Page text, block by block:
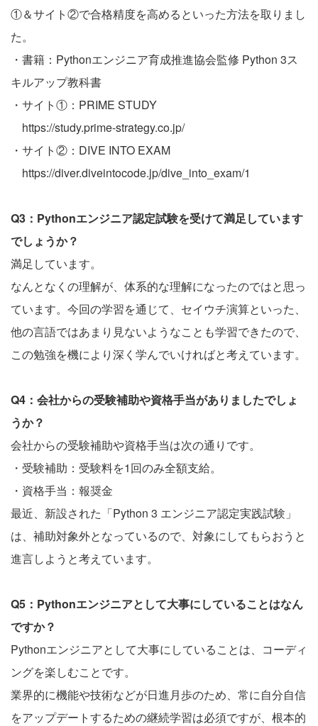
①＆サイト②で合格精度を高めるといった方法を取りまし
た。
・書籍：Pythonエンジニア育成推進協会監修 Python 3ス
キルアップ教科書
・サイト①：PRIME STUDY
https://study.prime-strategy.co.jp/
・サイト②：DIVE INTO EXAM
https://diver.diveintocode.jp/dive_into_exam/1
Q3：Pythonエンジニア認定試験を受けて満足しています
でしょうか？
満足しています。
なんとなくの理解が、体系的な理解になったのではと思っ
ています。今回の学習を通じて、セイウチ演算といった、
他の言語ではあまり見ないようなことも学習できたので、
この勉強を機により深く学んでいければと考えています。
Q4：会社からの受験補助や資格手当がありましたでしょ
うか？
会社からの受験補助や資格手当は次の通りです。
・受験補助：受験料を1回のみ全額支給。
・資格手当：報奨金
最近、新設された「Python 3 エンジニア認定実践試験」
は、補助対象外となっているので、対象にしてもらおうと
進言しようと考えています。
Q5：Pythonエンジニアとして大事にしていることはなん
ですか？
Pythonエンジニアとして大事にしていることは、コーディ
ングを楽しむことです。
業界的に機能や技術などが日進月歩のため、常に自分自信
をアップデートするための継続学習は必須ですが、根本的